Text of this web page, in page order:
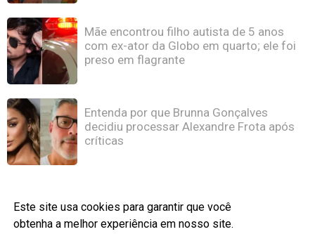
Este site usa cookies para garantir que você
obtenha a melhor experiência em nosso site.
Mãe encontrou filho autista de 5 anos
com ex-ator da Globo em quarto; ele foi
preso em flagrante
Entenda por que Brunna Gonçalves
decidiu processar Alexandre Frota após
críticas